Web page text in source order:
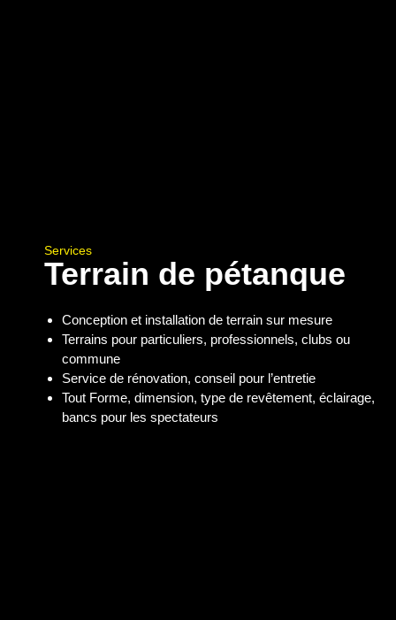
Services
Terrain de pétanque
Conception et installation de terrain sur mesure
Terrains pour particuliers, professionnels, clubs ou
commune
Service de rénovation, conseil pour l’entretie
Tout Forme, dimension, type de revêtement, éclairage,
bancs pour les spectateurs